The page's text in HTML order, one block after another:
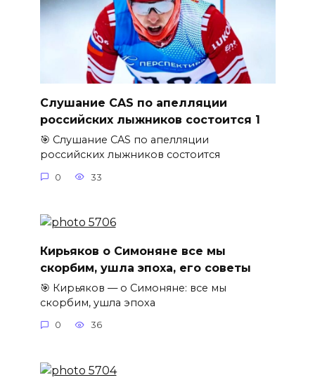
Слушание CAS по апелляции
российских лыжников состоится 1
🎯 Слушание CAS по апелляции
российских лыжников состоится
0 33
Кирьяков о Симоняне все мы
скорбим, ушла эпоха, его советы
🎯 Кирьяков — о Симоняне: все мы
скорбим, ушла эпоха
0 36